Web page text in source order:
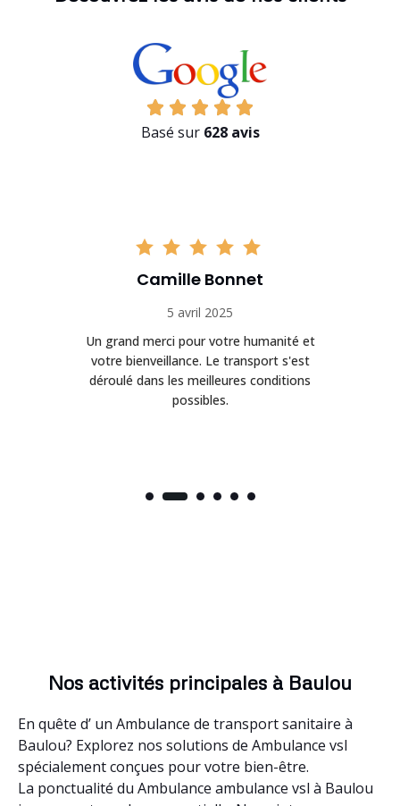
Basé sur 628 avis
Camille Bonnet
5 avril 2025
Un grand merci pour votre humanité et
votre bienveillance. Le transport s'est
déroulé dans les meilleures conditions
possibles.
Nos activités principales à Baulou
En quête d’ un Ambulance de transport sanitaire à
Baulou? Explorez nos solutions de Ambulance vsl
spécialement conçues pour votre bien-être.
La ponctualité du Ambulance ambulance vsl à Baulou